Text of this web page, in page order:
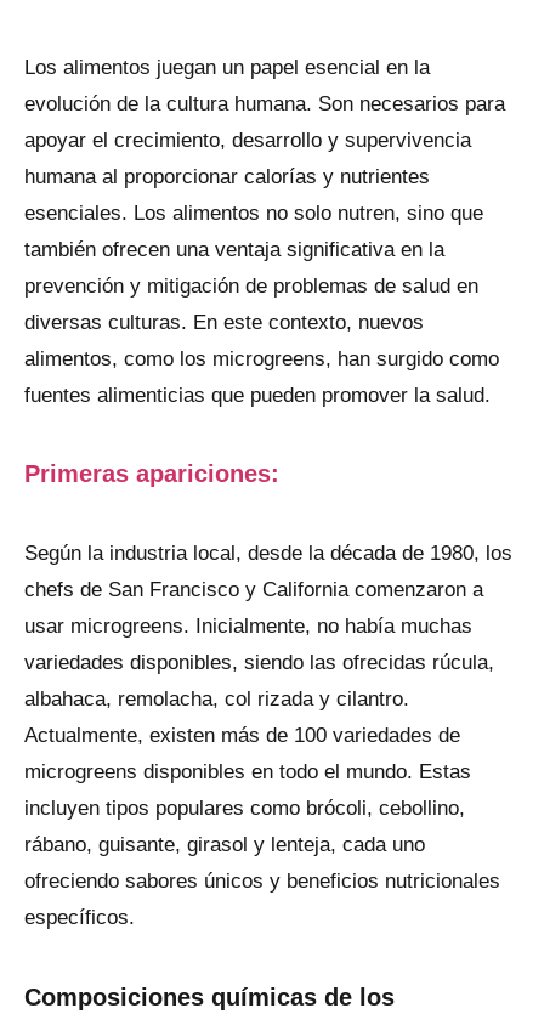
Los alimentos juegan un papel esencial en la
evolución de la cultura humana. Son necesarios para
apoyar el crecimiento, desarrollo y supervivencia
humana al proporcionar calorías y nutrientes
esenciales. Los alimentos no solo nutren, sino que
también ofrecen una ventaja significativa en la
prevención y mitigación de problemas de salud en
diversas culturas. En este contexto, nuevos
alimentos, como los microgreens, han surgido como
fuentes alimenticias que pueden promover la salud.
Primeras apariciones:
Según la industria local, desde la década de 1980, los
chefs de San Francisco y California comenzaron a
usar microgreens. Inicialmente, no había muchas
variedades disponibles, siendo las ofrecidas rúcula,
albahaca, remolacha, col rizada y cilantro.
Actualmente, existen más de 100 variedades de
microgreens disponibles en todo el mundo. Estas
incluyen tipos populares como brócoli, cebollino,
rábano, guisante, girasol y lenteja, cada uno
ofreciendo sabores únicos y beneficios nutricionales
específicos.
Composiciones químicas de los